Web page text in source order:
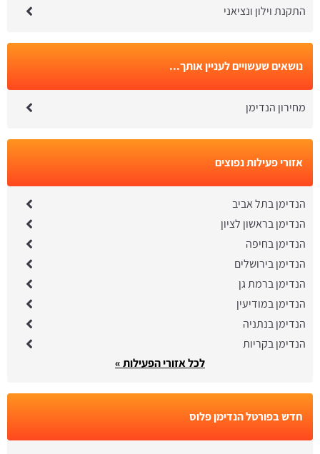
התקנת וילון ונציאני
נושאים שעשויים לעניין אותך...
מחירון הנדימן
אזורי פעילות נפוצים
הנדימן בתל אביב
הנדימן בראשון לציון
הנדימן בחיפה
הנדימן בירושלים
הנדימן ברמת גן
הנדימן במודיעין
הנדימן בנתניה
הנדימן בקריות
לכל אזורי הפעילות »
חדש בפורטל הנדימן פלוס